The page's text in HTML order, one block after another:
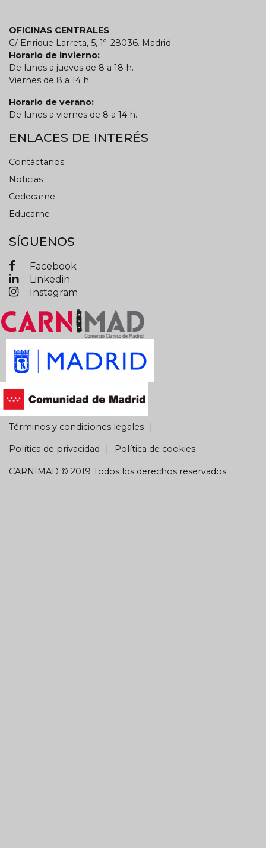
OFICINAS CENTRALES
C/ Enrique Larreta, 5, 1º. 28036. Madrid
Horario de invierno:
De lunes a jueves de 8 a 18 h.
Viernes de 8 a 14 h.
Horario de verano:
De lunes a viernes de 8 a 14 h.
ENLACES DE INTERÉS
Contáctanos
Noticias
Cedecarne
Educarne
SÍGUENOS
Facebook
Linkedin
Instagram
Términos y condiciones legales
Política de privacidad Política de cookies
CARNIMAD © 2019 Todos los derechos reservados